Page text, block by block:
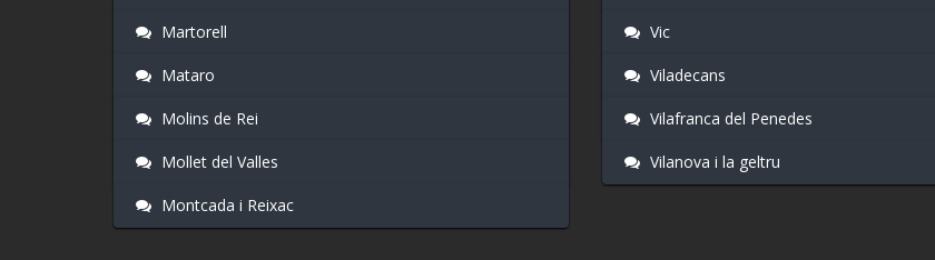
Martorell
Mataro
Molins de Rei
Mollet del Valles
Montcada i Reixac
Vic
Viladecans
Vilafranca del Penedes
Vilanova i la geltru